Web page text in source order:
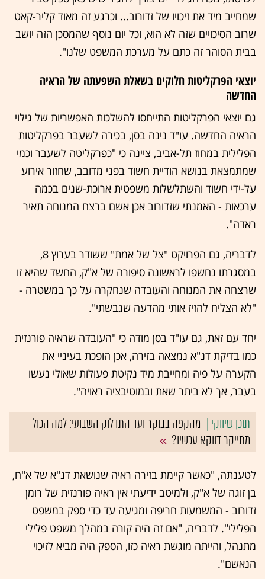
שמחייב מיד את זיכויו של זדורוב... וכרגע זה מאוד קליר-קאט
שרוב הסיכויים שזה לא הוא, וכל יום נוסף שהמסכן הזה יושב
בבית הסוהר זה כתם על מערכת המשפט שלנו".
יוצאי הפרקליטות חלוקים בשאלת השפעתה של הראיה
החדשה
גם יוצאי הפרקליטות התייחסו להשלכות האפשריות של גילוי
הראיה החדשה. עו"ד נינה בסן, בכירה לשעבר בפרקליטות
הפלילית במחוז תל-אביב, ציינה כי "כפרקליטה לשעבר וכמי
שמתמצאת בנושא הודיית חשוד בפני מדובב, שחזור אירוע
על-ידי חשוד והשתלשלות משפטית ארוכת-שנים בכמה
ערכאות - האמנתי שזדורוב אכן אשם ברצח המנוחה תאיר
ראדה".
לדבריה, גם הפרויקט "צל של אמת" ששודר בערוץ 8,
במסגרתו נחשפו לראשונה סיפורה של א"ק, החשד שהיא זו
שרצחה את המנוחה והעובדה שנחקרה על כך במשטרה -
"לא הצליח להזיז אותי מהדעה שגבשתי".
יחד עם זאת, גם עו"ד בסן מודה כי "העובדה שראיה פורנזית
כמו בדיקת דנ"א נמצאה בזירה, אכן הופכת בעיניי את
הקערה על פיה ומחייבת מיד נקיטת פעולות שאולי נעשו
בעבר, אך לא ביתר שאת ובמוטיבציה ראויה".
מהקפה בבוקר ועד התדלוק השבועי: למה הכול
מתייקר דווקא עכשיו?
לטענתה, "כאשר קיימת בזירה ראיה שנושאת דנ"א של א"ח,
בן זוגה של א"ק, ולמיטב ידיעתי אין ראיה פורנזית של רומן
זדורוב - המשמעות חריפה ומגיעה עד כדי ספק במשפט
הפלילי". לדבריה, "אם זה היה קורה במהלך משפט פלילי
מתנהל, והייתה מוגשת ראיה כזו, הספק היה מביא לזיכוי
הנאשם".